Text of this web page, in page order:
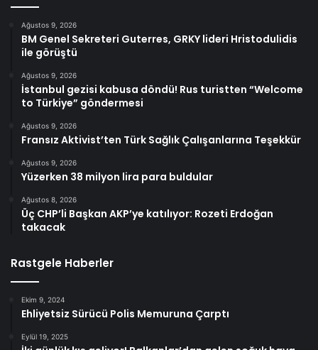
Ağustos 9, 2026
BM Genel Sekreteri Guterres, GRKY lideri Hristodulidis
ile görüştü
Ağustos 9, 2026
İstanbul gezisi kabusa döndü! Rus turistten “Welcome
to Türkiye” göndermesi
Ağustos 9, 2026
Fransız Aktivist’ten Türk Sağlık Çalışanlarına Teşekkür
Ağustos 9, 2026
Yüzerken 38 milyon lira para buldular
Ağustos 8, 2026
Üç CHP’li Başkan AKP’ye katılıyor: Rozeti Erdoğan
takacak
Rastgele Haberler
Ekim 9, 2024
Ehliyetsiz Sürücü Polis Memuruna Çarptı
Eylül 19, 2025